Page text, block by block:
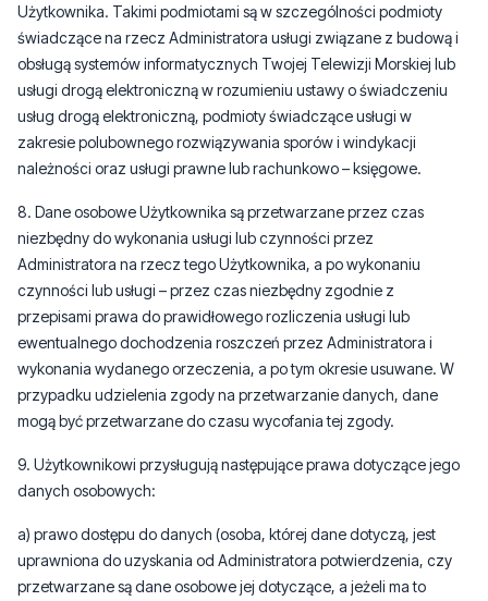
Użytkownika. Takimi podmiotami są w szczególności podmioty
świadczące na rzecz Administratora usługi związane z budową i
obsługą systemów informatycznych Twojej Telewizji Morskiej lub
usługi drogą elektroniczną w rozumieniu ustawy o świadczeniu
usług drogą elektroniczną, podmioty świadczące usługi w
zakresie polubownego rozwiązywania sporów i windykacji
należności oraz usługi prawne lub rachunkowo – księgowe.
8. Dane osobowe Użytkownika są przetwarzane przez czas
niezbędny do wykonania usługi lub czynności przez
Administratora na rzecz tego Użytkownika, a po wykonaniu
czynności lub usługi – przez czas niezbędny zgodnie z
przepisami prawa do prawidłowego rozliczenia usługi lub
ewentualnego dochodzenia roszczeń przez Administratora i
wykonania wydanego orzeczenia, a po tym okresie usuwane. W
przypadku udzielenia zgody na przetwarzanie danych, dane
mogą być przetwarzane do czasu wycofania tej zgody.
9. Użytkownikowi przysługują następujące prawa dotyczące jego
danych osobowych:
a) prawo dostępu do danych (osoba, której dane dotyczą, jest
uprawniona do uzyskania od Administratora potwierdzenia, czy
przetwarzane są dane osobowe jej dotyczące, a jeżeli ma to